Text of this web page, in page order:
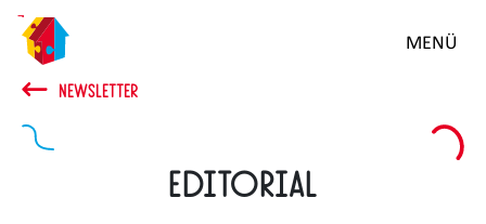
Zum
Hauptinhalt
springen
MENÜ
NEWSLETTER
Editorial